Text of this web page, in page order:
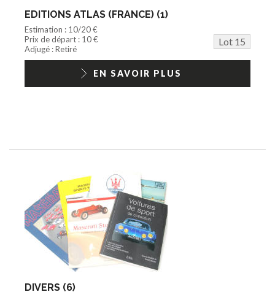
EDITIONS ATLAS (FRANCE) (1)
Estimation : 10/20 €
Prix de départ : 10 €
Lot 15
Adjugé : Retiré
EN SAVOIR PLUS
DIVERS (6)